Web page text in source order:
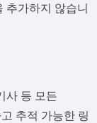
추가하지 않습니
사 등 모든
추적 가능한 링